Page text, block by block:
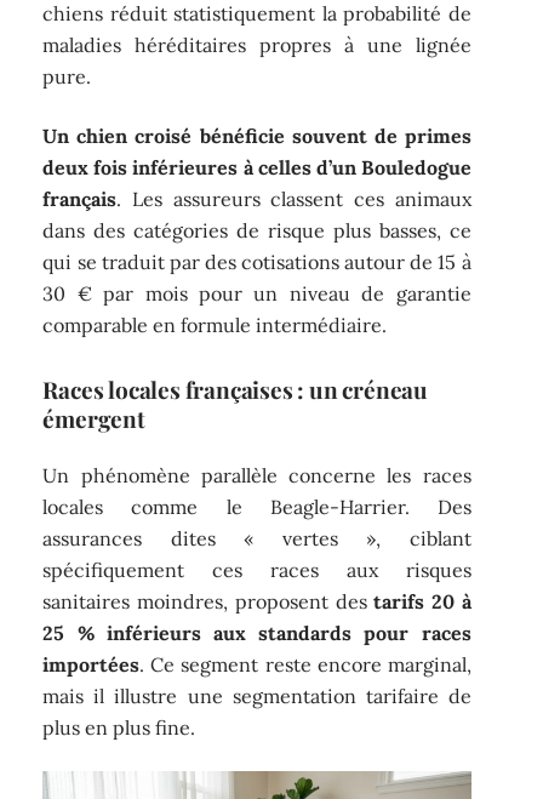
chiens réduit statistiquement la probabilité de
maladies héréditaires propres à une lignée
pure.
Un chien croisé bénéficie souvent de primes
deux fois inférieures à celles d’un Bouledogue
français. Les assureurs classent ces animaux
dans des catégories de risque plus basses, ce
qui se traduit par des cotisations autour de 15 à
30 € par mois pour un niveau de garantie
comparable en formule intermédiaire.
Races locales françaises : un créneau
émergent
Un phénomène parallèle concerne les races
locales comme le Beagle-Harrier. Des
assurances dites « vertes », ciblant
spécifiquement ces races aux risques
sanitaires moindres, proposent destarifs 20 à
25 % inférieurs aux standards pour races
importées. Ce segment reste encore marginal,
mais il illustre une segmentation tarifaire de
plus en plus fine.